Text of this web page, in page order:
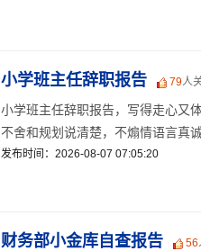
小学班主任辞职报告 79人
小学班主任辞职报告，写得走心又
不舍和规划说清楚，不煽情语言真
发布时间：2026-08-07 07:05:20
财务部小金库自查报告 56